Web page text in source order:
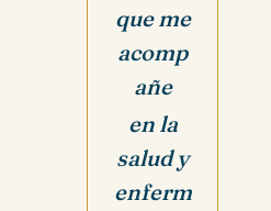
que me
acomp
añe
en la
salud y
enferm